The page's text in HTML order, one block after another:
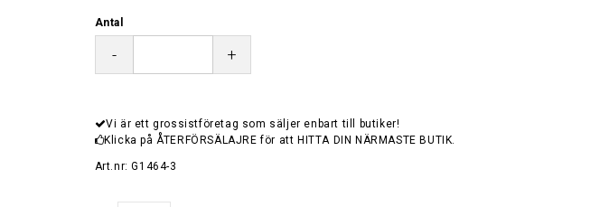
Antal
- +
Vi är ett grossistföretag som säljer enbart till butiker!
Klicka på ÅTERFÖRSÄLAJRE för att HITTA DIN NÄRMASTE BUTIK.
Art.nr: G1464-3